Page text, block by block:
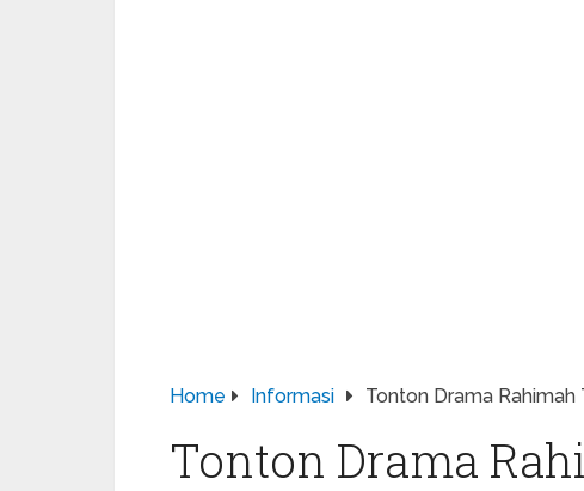
Home Informasi Tonton Drama Rahimah
Tonton Drama